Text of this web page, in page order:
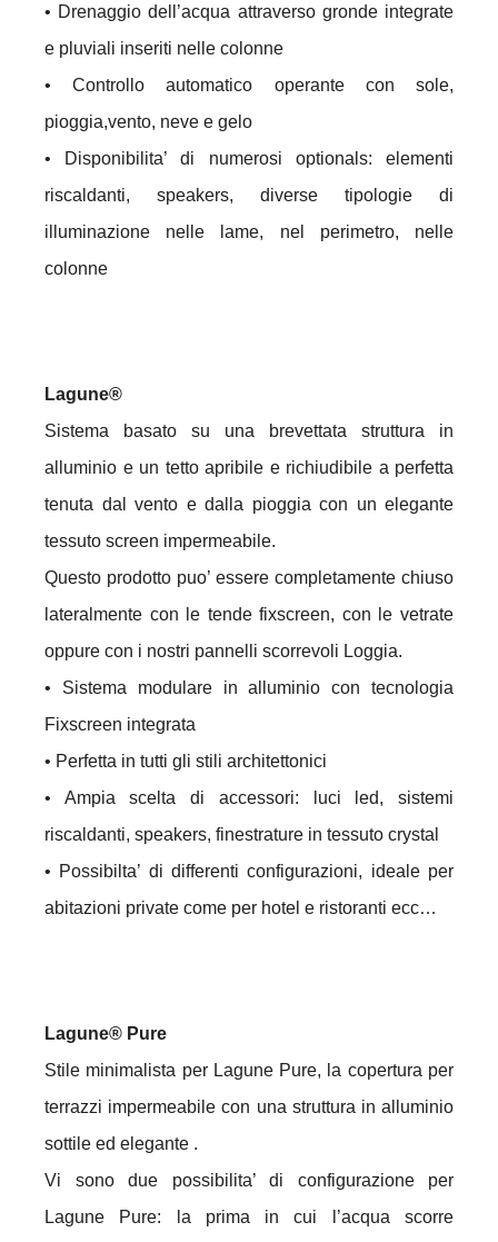
• Drenaggio dell’acqua attraverso gronde integrate
e pluviali inseriti nelle colonne
• Controllo automatico operante con sole,
pioggia,vento, neve e gelo
• Disponibilita’ di numerosi optionals: elementi
riscaldanti, speakers, diverse tipologie di
illuminazione nelle lame, nel perimetro, nelle
colonne
Lagune®
Sistema basato su una brevettata struttura in
alluminio e un tetto apribile e richiudibile a perfetta
tenuta dal vento e dalla pioggia con un elegante
tessuto screen impermeabile.
Questo prodotto puo’ essere completamente chiuso
lateralmente con le tende fixscreen, con le vetrate
oppure con i nostri pannelli scorrevoli Loggia.
• Sistema modulare in alluminio con tecnologia
Fixscreen integrata
• Perfetta in tutti gli stili architettonici
• Ampia scelta di accessori: luci led, sistemi
riscaldanti, speakers, finestrature in tessuto crystal
• Possibilta’ di differenti configurazioni, ideale per
abitazioni private come per hotel e ristoranti ecc…
Lagune® Pure
Stile minimalista per Lagune Pure, la copertura per
terrazzi impermeabile con una struttura in alluminio
sottile ed elegante .
Vi sono due possibilita’ di configurazione per
Lagune Pure: la prima in cui l’acqua scorre